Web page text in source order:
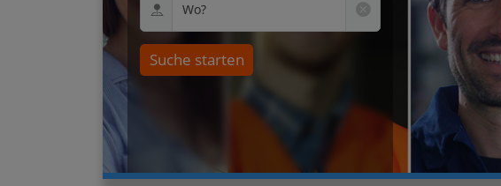
Wo?
Suche starten